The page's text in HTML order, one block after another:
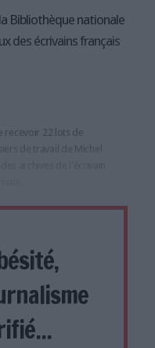
Bibliothèque nationale
des écrivains français
recevoir 22 lots de
de travail de Michel